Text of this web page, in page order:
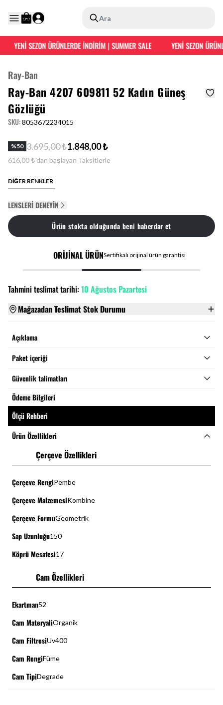
Ara
YENİ SEZON ÜRÜNLERDE İNDİRİM | SUMMER SALE YENİ SEZON
Ray-Ban
Ray-Ban 4207 609811 52 Kadın Güneş
Gözlüğü
SKU:8053672234015
%50 3.695,00 ₺1.848,00 ₺
616,00 ₺'dan başlayan Taksitlerle
DİĞER RENKLER
LENSLERI DENEYIN
Ürün stokta olduğunda beni haberdar et
ORİJİNAL ÜRÜNSertifikalı orijinal ürün garantisi
Tahmini teslimat tarihi:10 Ağustos Pazartesi
Mağazadan Teslimat Stok Durumu
Açıklama
Paket içeriği
Güvenlik talimatları
Ödeme Bilgileri
Ölçü Rehberi
Ürün Özellikleri
Çerçeve Özellikleri
Çerçeve RengiPembe
Çerçeve MalzemesiKombine
Çerçeve FormuGeometrik
Sap Uzunluğu150
Köprü Mesafesi17
Cam Özellikleri
Ekartman52
Cam MateryaliOrganik
Cam FiltresiUv400
Cam RengiFüme
Cam TipiDegrade